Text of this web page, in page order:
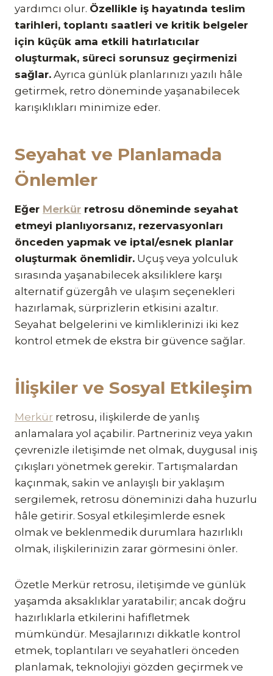
yardımcı olur. Özellikle iş hayatında teslim
tarihleri, toplantı saatleri ve kritik belgeler
için küçük ama etkili hatırlatıcılar
oluşturmak, süreci sorunsuz geçirmenizi
sağlar. Ayrıca günlük planlarınızı yazılı hâle
getirmek, retro döneminde yaşanabilecek
karışıklıkları minimize eder.
Seyahat ve Planlamada
Önlemler
Eğer Merkür retrosu döneminde seyahat
etmeyi planlıyorsanız, rezervasyonları
önceden yapmak ve iptal/esnek planlar
oluşturmak önemlidir. Uçuş veya yolculuk
sırasında yaşanabilecek aksiliklere karşı
alternatif güzergâh ve ulaşım seçenekleri
hazırlamak, sürprizlerin etkisini azaltır.
Seyahat belgelerini ve kimliklerinizi iki kez
kontrol etmek de ekstra bir güvence sağlar.
İlişkiler ve Sosyal Etkileşim
Merkür retrosu, ilişkilerde de yanlış
anlamalara yol açabilir. Partneriniz veya yakın
çevrenizle iletişimde net olmak, duygusal iniş
çıkışları yönetmek gerekir. Tartışmalardan
kaçınmak, sakin ve anlayışlı bir yaklaşım
sergilemek, retrosu döneminizi daha huzurlu
hâle getirir. Sosyal etkileşimlerde esnek
olmak ve beklenmedik durumlara hazırlıklı
olmak, ilişkilerinizin zarar görmesini önler.
Özetle Merkür retrosu, iletişimde ve günlük
yaşamda aksaklıklar yaratabilir; ancak doğru
hazırlıklarla etkilerini hafifletmek
mümkündür. Mesajlarınızı dikkatle kontrol
etmek, toplantıları ve seyahatleri önceden
planlamak, teknolojiyi gözden geçirmek ve